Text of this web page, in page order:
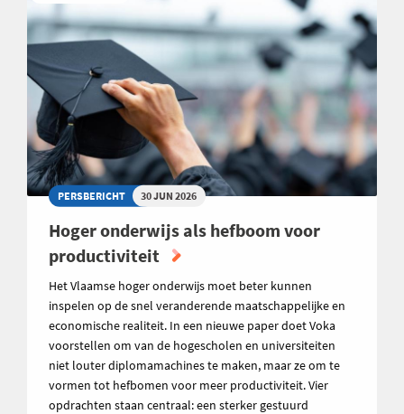
PERSBERICHT 30 JUN 2026
Hoger onderwijs als hefboom voor
productiviteit
Het Vlaamse hoger onderwijs moet beter kunnen
inspelen op de snel veranderende maatschappelijke en
economische realiteit. In een nieuwe paper doet Voka
voorstellen om van de hogescholen en universiteiten
niet louter diplomamachines te maken, maar ze om te
vormen tot hefbomen voor meer productiviteit. Vier
opdrachten staan centraal: een sterker gestuurd